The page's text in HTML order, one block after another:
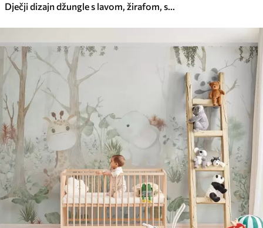
Dječji dizajn džungle s lavom, žirafom, slonom i papigama